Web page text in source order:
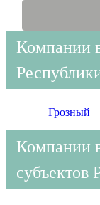
Компании
Грозный
Компании
субъектов